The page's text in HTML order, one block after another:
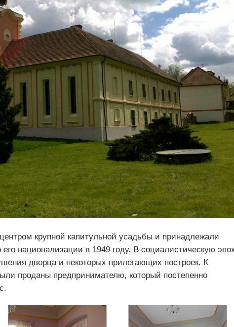
крупной капитульной усадьбы и принадлежали
национализации в 1949 году. В социалистическую
дворца и некоторых прилегающих построек. К
проданы предпринимателю, который постепенно